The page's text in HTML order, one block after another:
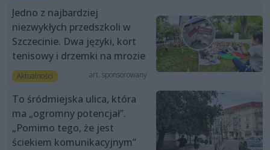
Jedno z najbardziej
niezwykłych przedszkoli w
Szczecinie. Dwa języki, kort
tenisowy i drzemki na mrozie
Aktualności art. sponsorowany
To śródmiejska ulica, która
ma „ogromny potencjał”.
„Pomimo tego, że jest
ściekiem komunikacyjnym”